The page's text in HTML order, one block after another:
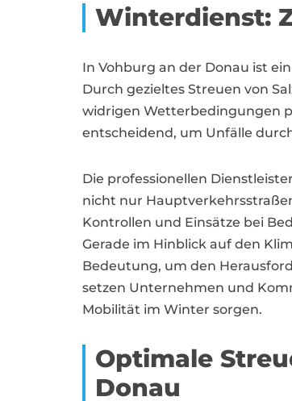
Winterdienst:
In Vohburg an der Donau ist
Durch gezieltes Streuen von
widrigen Wetterbedingungen
entscheidend, um Unfälle
Die professionellen
nicht nur
Kontrollen und Einsätze bei
Gerade im Hinblick auf den
Bedeutung, um den
setzen Unternehmen und
Mobilität im Winter sorgen.
Optimale
Donau